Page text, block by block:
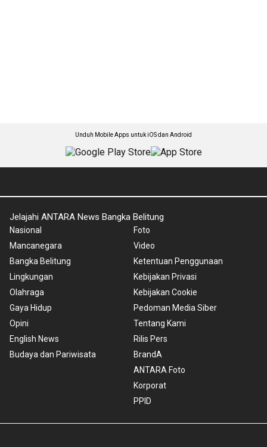
Unduh Mobile Apps untuk iOS dan Android
Jelajahi ANTARA News Bangka Belitung
Nasional
Mancanegara
Bangka Belitung
Lingkungan
Olahraga
Gaya Hidup
Opini
English News
Budaya dan Pariwisata
Foto
Video
Ketentuan Penggunaan
Kebijakan Privasi
Kebijakan Cookie
Pedoman Media Siber
Tentang Kami
Rilis Pers
BrandA
ANTARA Foto
Korporat
PPID